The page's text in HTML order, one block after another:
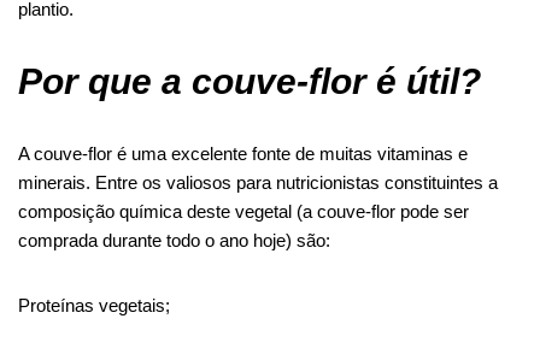
plantio.
Por que a couve-flor é útil?
A couve-flor é uma excelente fonte de muitas vitaminas e
minerais. Entre os valiosos para nutricionistas constituintes a
composição química deste vegetal (a couve-flor pode ser
comprada durante todo o ano hoje) são:
Proteínas vegetais;